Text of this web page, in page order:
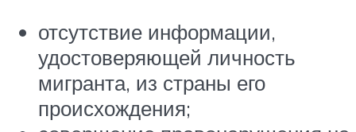
отсутствие информации,
удостоверяющей личность
мигранта, из страны его
происхождения;